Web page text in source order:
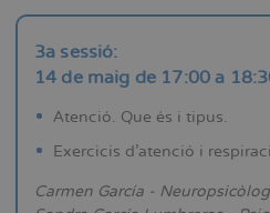
3a sessió:
14 de maig de 17:00 a
Atenció. Que és i tipus.
Exercicis d'atenció i
Carmen García -